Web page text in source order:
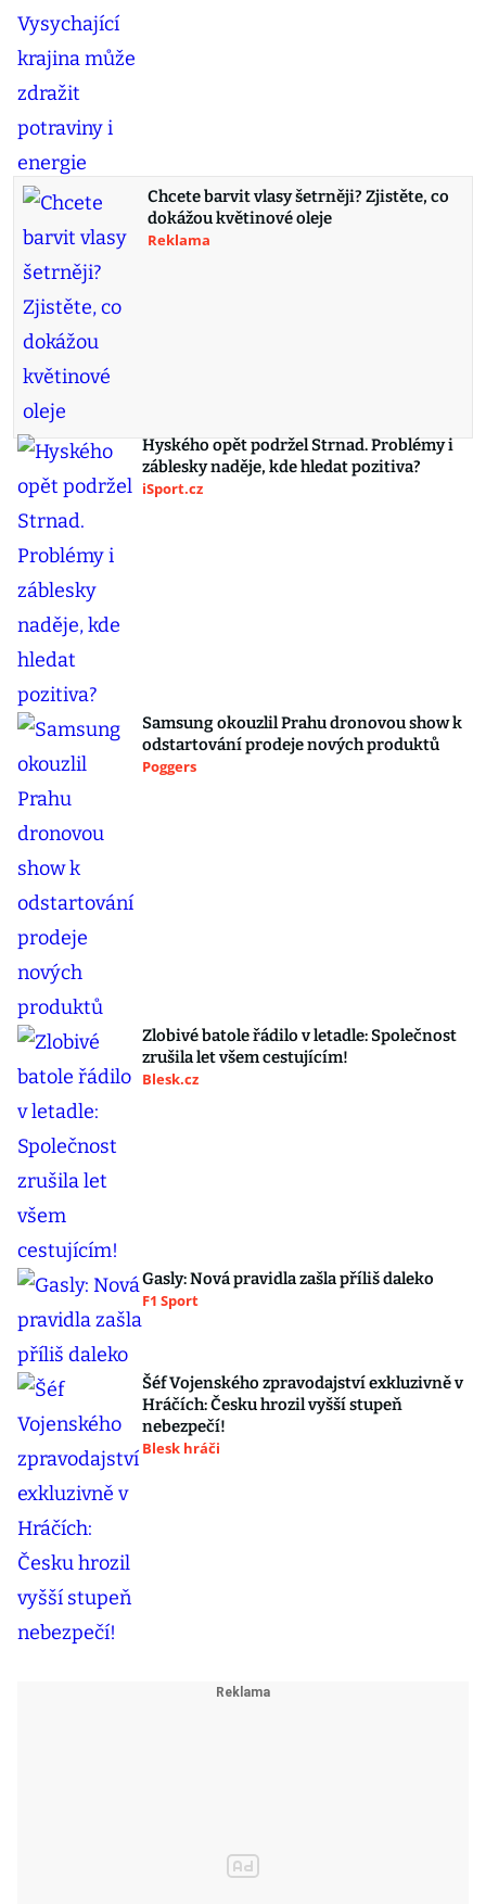
Chcete barvit vlasy šetrněji? Zjistěte, co
dokážou květinové oleje
Reklama
Hyského opět podržel Strnad. Problémy i
záblesky naděje, kde hledat pozitiva?
iSport.cz
Samsung okouzlil Prahu dronovou show k
odstartování prodeje nových produktů
Poggers
Zlobivé batole řádilo v letadle: Společnost
zrušila let všem cestujícím!
Blesk.cz
Gasly: Nová pravidla zašla příliš daleko
F1 Sport
Šéf Vojenského zpravodajství exkluzivně v
Hráčích: Česku hrozil vyšší stupeň
nebezpečí!
Blesk hráči